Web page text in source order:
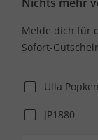
Melde dich für
Sofort-
Ulla Popken
JP1880